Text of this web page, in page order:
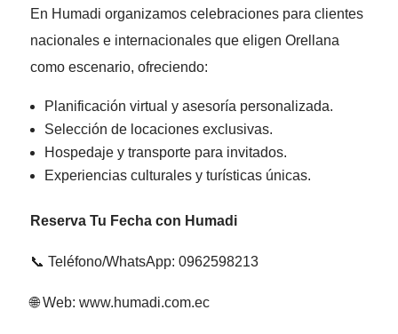
En Humadi organizamos celebraciones para clientes
nacionales e internacionales que eligen Orellana
como escenario, ofreciendo:
Planificación virtual y asesoría personalizada.
Selección de locaciones exclusivas.
Hospedaje y transporte para invitados.
Experiencias culturales y turísticas únicas.
Reserva Tu Fecha con Humadi
📞 Teléfono/WhatsApp: 0962598213
🌐 Web: www.humadi.com.ec